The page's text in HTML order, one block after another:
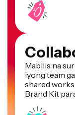
Mabilis na
iyong team
shared
Brand Kit